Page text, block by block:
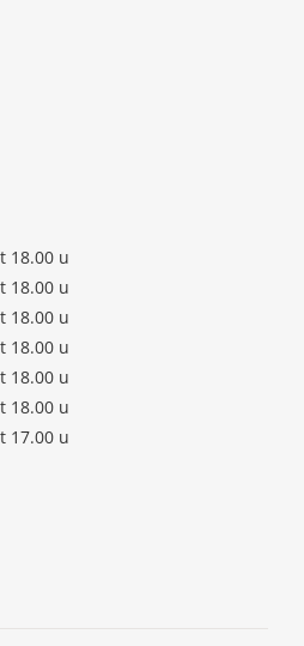
18.00 u
18.00 u
18.00 u
18.00 u
18.00 u
18.00 u
17.00 u